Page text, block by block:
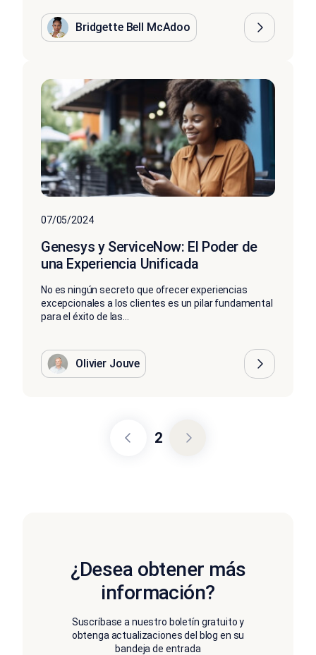
Bridgette Bell McAdoo
07/05/2024
Genesys y ServiceNow: El Poder de
una Experiencia Unificada
No es ningún secreto que ofrecer experiencias
excepcionales a los clientes es un pilar fundamental
para el éxito de las...
Olivier Jouve
2
¿Desea obtener más
información?
Suscríbase a nuestro boletín gratuito y
obtenga actualizaciones del blog en su
bandeja de entrada